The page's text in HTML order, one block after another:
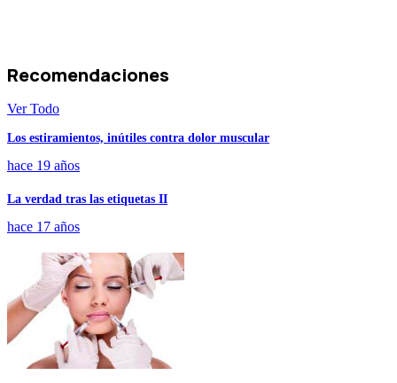
Recomendaciones
Ver Todo
Los estiramientos, inútiles contra dolor muscular
hace 19 años
La verdad tras las etiquetas II
hace 17 años